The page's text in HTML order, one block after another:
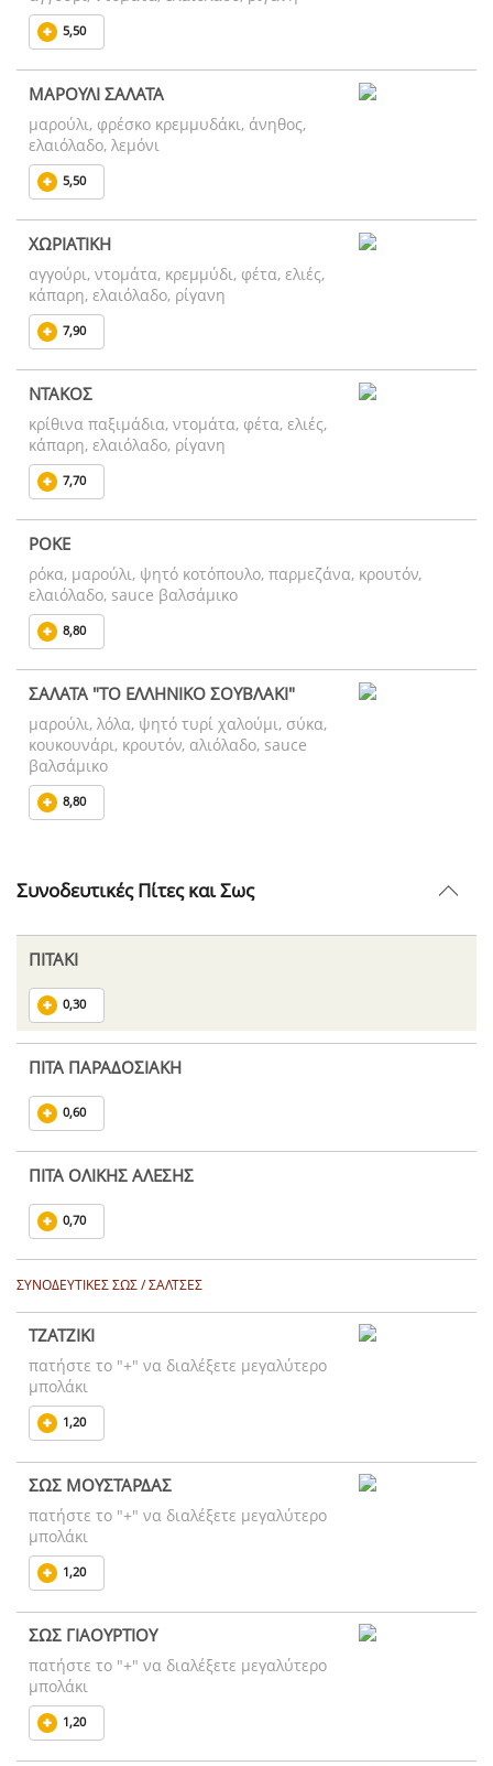
5,50
ΜΑΡΟΥΛΙ ΣΑΛΑΤΑ
μαρούλι, φρέσκο κρεμμυδάκι, άνηθος,
ελαιόλαδο, λεμόνι
5,50
ΧΩΡΙΑΤΙΚΗ
αγγούρι, ντομάτα, κρεμμύδι, φέτα, ελιές,
κάπαρη, ελαιόλαδο, ρίγανη
7,90
ΝΤΑΚΟΣ
κρίθινα παξιμάδια, ντομάτα, φέτα, ελιές,
κάπαρη, ελαιόλαδο, ρίγανη
7,70
ΡΟΚΕ
ρόκα, μαρούλι, ψητό κοτόπουλο, παρμεζάνα, κρουτόν,
ελαιόλαδο, sauce βαλσάμικο
8,80
ΣΑΛΑΤΑ "ΤΟ ΕΛΛΗΝΙΚΟ ΣΟΥΒΛΑΚΙ"
μαρούλι, λόλα, ψητό τυρί χαλούμι, σύκα,
κουκουνάρι, κρουτόν, αλιόλαδο, sauce
βαλσάμικο
8,80
Συνοδευτικές Πίτες και Σως
ΠΙΤΑΚΙ
0,30
ΠΙΤΑ ΠΑΡΑΔΟΣΙΑΚΗ
0,60
ΠΙΤΑ ΟΛΙΚΗΣ ΑΛΕΣΗΣ
0,70
ΣΥΝΟΔΕΥΤΙΚΕΣ ΣΩΣ / ΣΑΛΤΣΕΣ
ΤΖΑΤΖΙΚΙ
πατήστε το "+" να διαλέξετε μεγαλύτερο
μπολάκι
1,20
ΣΩΣ ΜΟΥΣΤΑΡΔΑΣ
πατήστε το "+" να διαλέξετε μεγαλύτερο
μπολάκι
1,20
ΣΩΣ ΓΙΑΟΥΡΤΙΟΥ
πατήστε το "+" να διαλέξετε μεγαλύτερο
μπολάκι
1,20